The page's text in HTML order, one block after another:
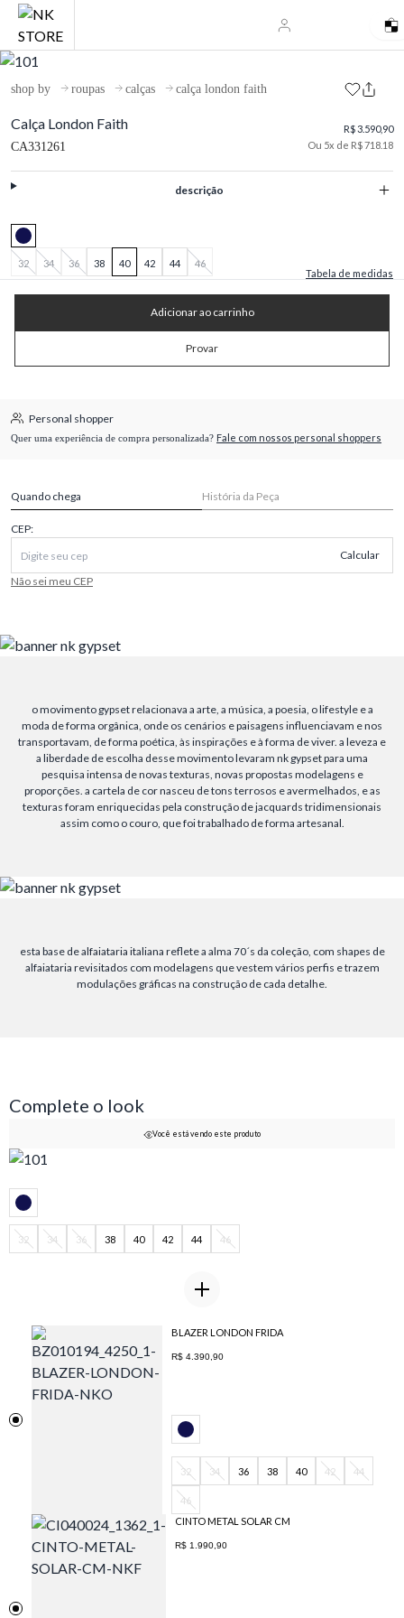
shop by roupas calças calça london faith
Calça London Faith
CA331261
R$ 3.590,90
Ou 5x de R$ 718.18
descrição
32 34 36 38 40 42 44
46
Tabela de medidas
Adicionar ao carrinho
Provar
Personal shopper
Quer uma experiência de compra personalizada? Fale com nossos personal shoppers
Quando chega História da Peça
CEP:
Calcular
Não sei meu CEP
o movimento gypset relacionava a arte, a música, a poesia, o lifestyle e a
moda de forma orgânica, onde os cenários e paisagens influenciavam e nos
transportavam, de forma poética, às inspirações e à forma de viver. a leveza e
a liberdade de escolha desse movimento levaram nk gypset para uma
pesquisa intensa de novas texturas, novas propostas modelagens e
proporções. a cartela de cor nasceu de tons terrosos e avermelhados, e as
texturas foram enriquecidas pela construção de jacquards tridimensionais
assim como o couro, que foi trabalhado de forma artesanal.
esta base de alfaiataria italiana reflete a alma 70´s da coleção, com shapes de
alfaiataria revisitados com modelagens que vestem vários perfis e trazem
modulações gráficas na construção de cada detalhe.
Complete o look
Você está vendo este produto
32 34 36 38 40 42 44 46
BLAZER LONDON FRIDA
R$ 4.390,90
32 34 36 38 40 42 44
46
CINTO METAL SOLAR CM
R$ 1.990,90